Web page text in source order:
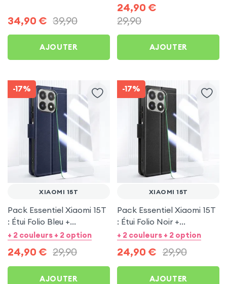
34,90 € 39,90
AJOUTER
24,90 €
29,90
AJOUTER
-17%
XIAOMI 15T
Pack Essentiel Xiaomi 15T
: Étui Folio Bleu +
Protection écran
+ 2 couleurs + 2 option
24,90 € 29,90
AJOUTER
-17%
XIAOMI 15T
Pack Essentiel Xiaomi 15T
: Étui Folio Noir +
Protection écran
+ 2 couleurs + 2 option
24,90 € 29,90
AJOUTER